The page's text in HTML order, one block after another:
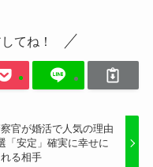
てね！
官が婚活で人気の理由
「安定」確実に幸せに
る相手